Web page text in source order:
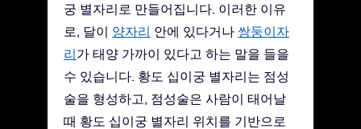
궁 별자리로 만들어집니다. 이러한 이유
로, 달이 양자리 안에 있다거나 쌍둥이자
리가 태양 가까이 있다고 하는 말을 들을
수 있습니다. 황도 십이궁 별자리는 점성
술을 형성하고, 점성술은 사람이 태어날
때 황도 십이궁 별자리 위치를 기반으로